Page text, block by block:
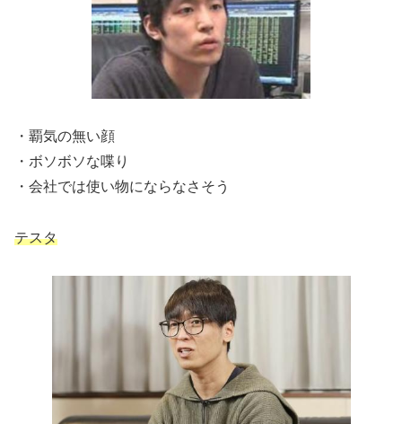
・覇気の無い顔
・ボソボソな喋り
・会社では使い物にならなさそう
テスタ